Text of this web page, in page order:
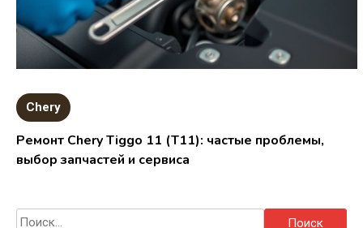
Chery
Ремонт Chery Tiggo 11 (T11): частые проблемы,
выбор запчастей и сервиса
Найти: